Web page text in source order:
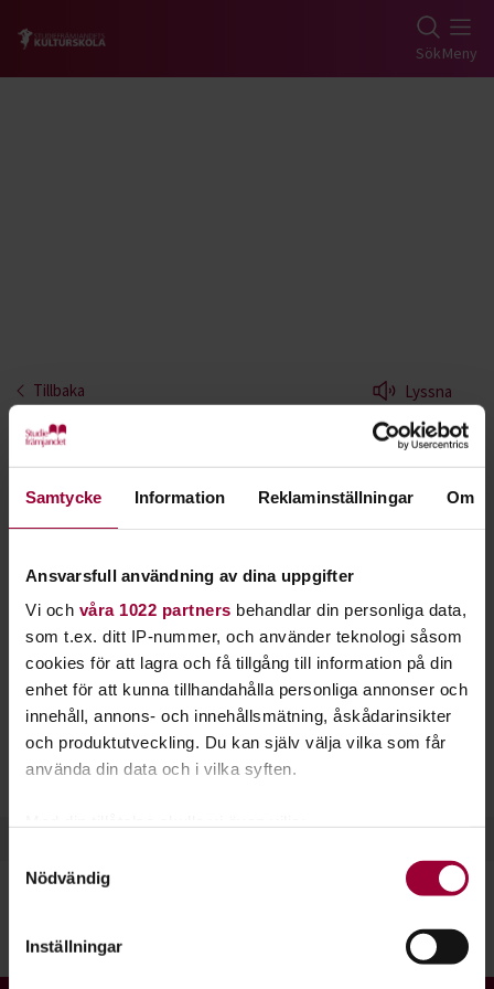
Samtycke Information Reklaminställningar Om
Ansvarsfull användning av dina uppgifter
Vi och våra 1022 partners behandlar din personliga data,
som t.ex. ditt IP-nummer, och använder teknologi såsom
cookies för att lagra och få tillgång till information på din
enhet för att kunna tillhandahålla personliga annonser och
innehåll, annons- och innehållsmätning, åskådarinsikter
och produktutveckling. Du kan själv välja vilka som får
använda din data och i vilka syften.
som kan ha en noggrannhet på upp till flera meter
Ta reda på mer om hur dina personliga uppgifter
Nödvändig
Inställningar
Gå till studiefrämjandets startsida SökMeny
Tillbaka Lyssna
Funkis - Kalmar
Kulturskola startat upp Kulturskola Funkis, för
funktionsnedsättning.
Vi har instrumentkurser i gitarr, piano, elbas, trummor och
sång.
Lektionerna är 30 minuter långa och man får ha med sin
assistent om man vill och behöver.
För mer info, kontakta Niklas Widén:
E-post: niklas.widen@studieframjandet.se
Tel: 018-194603
Dela: E-mail